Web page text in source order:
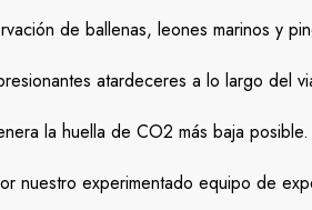
de ballenas, leones marinos y
atardeceres a lo largo del
la huella de CO2 más baja posible.
nuestro experimentado equipo de